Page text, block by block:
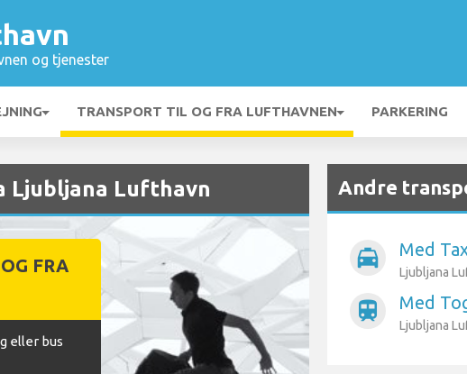
og tjenester
TRANSPORT TIL OG FRA LUFTHAVNEN PARKERING
Ljubljana Lufthavn
FRA
eller bus
Andre
local_taxi Med
Ljubljana
train Med
Ljubljana